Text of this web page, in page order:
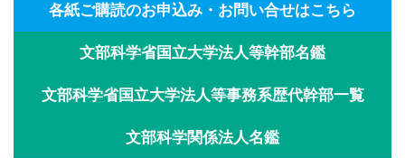
各紙ご購読のお申込み・お問い合せはこちら
文部科学省国立大学法人等幹部名鑑
文部科学省国立大学法人等事務系歴代幹部一覧
文部科学関係法人名鑑